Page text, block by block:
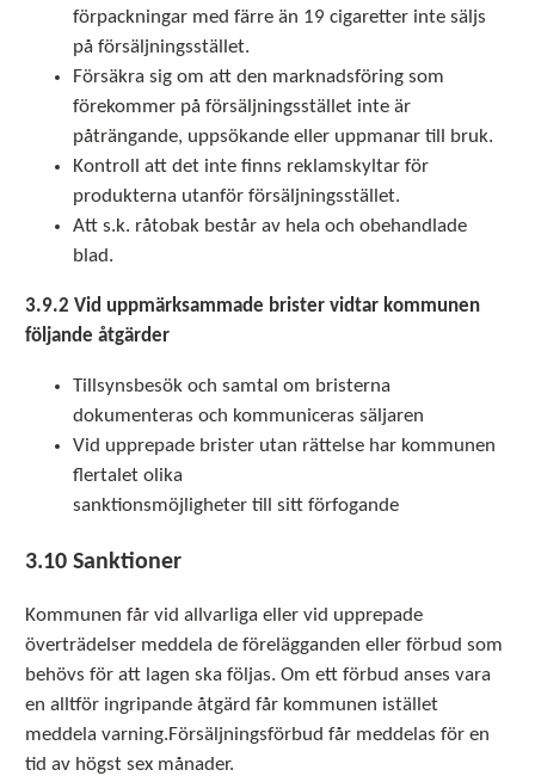
förpackningar med färre än 19 cigaretter inte säljs
på försäljningsstället.
Försäkra sig om att den marknadsföring som
förekommer på försäljningsstället inte är
påträngande, uppsökande eller uppmanar till bruk.
Kontroll att det inte finns reklamskyltar för
produkterna utanför försäljningsstället.
Att s.k. råtobak består av hela och obehandlade
blad.
3.9.2 Vid uppmärksammade brister vidtar kommunen
följande åtgärder
Tillsynsbesök och samtal om bristerna
dokumenteras och kommuniceras säljaren
Vid upprepade brister utan rättelse har kommunen
flertalet olika
sanktionsmöjligheter till sitt förfogande
3.10 Sanktioner
Kommunen får vid allvarliga eller vid upprepade
överträdelser meddela de förelägganden eller förbud som
behövs för att lagen ska följas. Om ett förbud anses vara
en alltför ingripande åtgärd får kommunen istället
meddela varning.Försäljningsförbud får meddelas för en
tid av högst sex månader.